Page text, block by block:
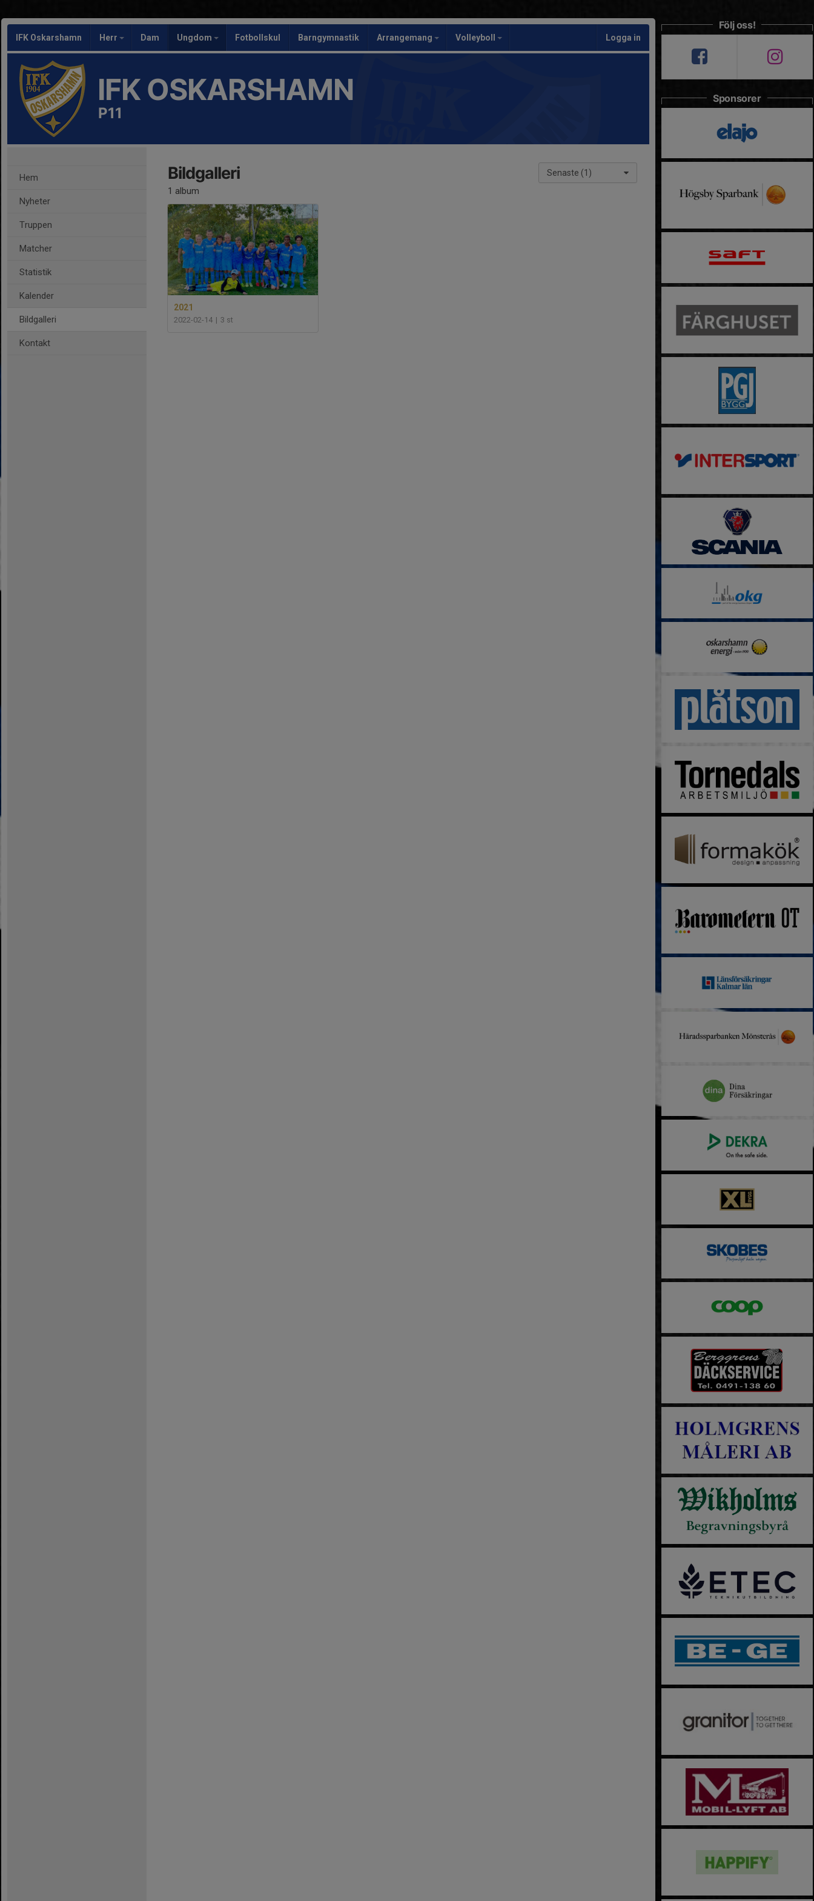
IFK Oskarshamn Herr Dam Ungdom Fotbollskul Barngymnastik Arrangemang Volleyboll Logga in
IFK OSKARSHAMN
P11
Hem
Nyheter
Truppen
Matcher
Statistik
Kalender
Bildgalleri
Kontakt
Senaste (1)
Bildgalleri
1 album
2021
2022-02-14 | 3 st
Följ oss!
Sponsorer